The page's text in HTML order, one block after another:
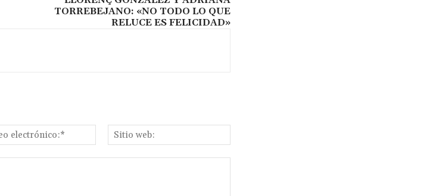
TORREBEJANO: «NO TODO LO QUE
RELUCE ES FELICIDAD»
Correo
electrónico:*
web: